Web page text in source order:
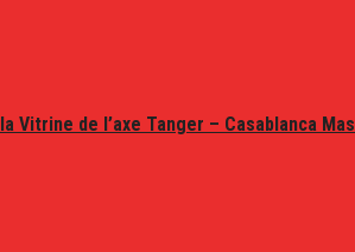
Vitrine de l’axe Tanger – Casablanca